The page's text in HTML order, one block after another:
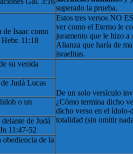
superado la prueba.
de Isaac como
11:18
Estos tres versos NO
ver como el Eterno le
juramento que le hizo a
Alianza que haría de
israelitas.
su venida
De un solo versículo
¿Cómo termina dicho
dicho verso en el ídolo-
totalidad (sin omitir
Judá Lucas
o un
de Judá
11:47-52
obediencia de la